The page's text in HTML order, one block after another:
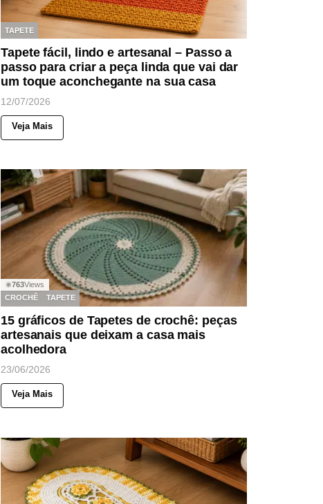
TAPETE
Tapete fácil, lindo e artesanal – Passo a
passo para criar a peça linda que vai dar
um toque aconchegante na sua casa
12/07/2026
Veja Mais
◉763Views
CROCHÊ
TAPETE
15 gráficos de Tapetes de crochê: peças
artesanais que deixam a casa mais
acolhedora
23/06/2026
Veja Mais